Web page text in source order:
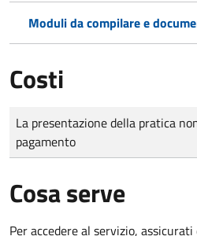
Moduli da compilare e
Costi
Tipo di pagamento
Importo
La presentazione della pratica
pagamento
Cosa serve
Per accedere al servizio, assicurati